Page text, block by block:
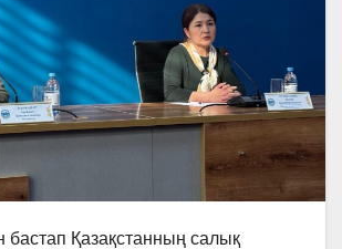
Қазақстанның салық